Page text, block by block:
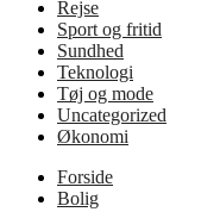
Rejse
Sport og fritid
Sundhed
Teknologi
Tøj og mode
Uncategorized
Økonomi
Forside
Bolig